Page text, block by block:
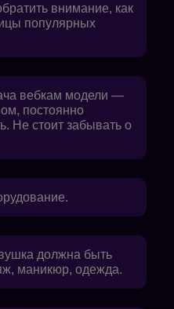
внимание, как
популярных
вебкам модели —
постоянно
Не стоит забывать о
должна быть
маникюр, одежда.